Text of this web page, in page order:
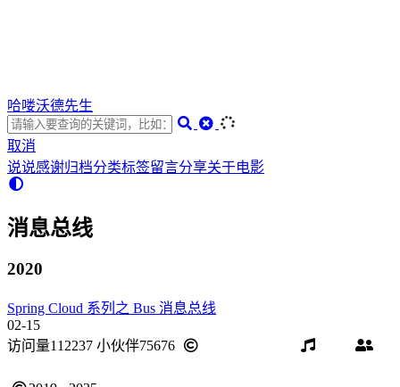
哈喽沃德先生
取消
说说感谢归档分类标签留言分享关于电影
消息总线
2020
Spring Cloud 系列之 Bus 消息总线
02-15
访问量112237 小伙伴75676